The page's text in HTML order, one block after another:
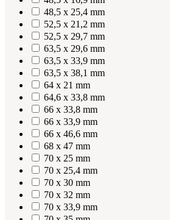
48,5 x 25,4 mm
52,5 x 21,2 mm
52,5 x 29,7 mm
63,5 x 29,6 mm
63,5 x 33,9 mm
63,5 x 38,1 mm
64 x 21 mm
64,6 x 33,8 mm
66 x 33,8 mm
66 x 33,9 mm
66 x 46,6 mm
68 x 47 mm
70 x 25 mm
70 x 25,4 mm
70 x 30 mm
70 x 32 mm
70 x 33,9 mm